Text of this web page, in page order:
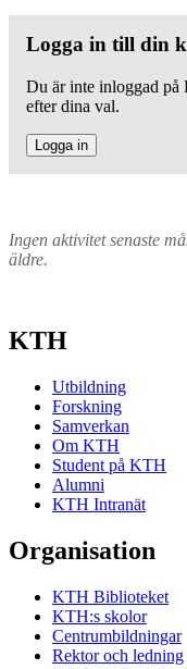
Logga in till din
Du är inte inloggad på
efter dina val.
Logga in
Ingen aktivitet senaste
äldre.
KTH
Utbildning
Forskning
Samverkan
Om KTH
Student på KTH
Alumni
KTH Intranät
Organisation
KTH Biblioteket
KTH:s skolor
Centrumbildningar
Rektor och ledning